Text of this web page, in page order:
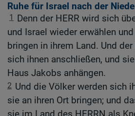
Ruhe für Israel nach der
1
Denn der HERR wird sich
und Israel wieder erwählen
bringen in ihrem Land. Und
sich ihnen anschließen, und
Haus Jakobs anhängen.
2 Und die Völker werden sich
sie an ihren Ort bringen; und